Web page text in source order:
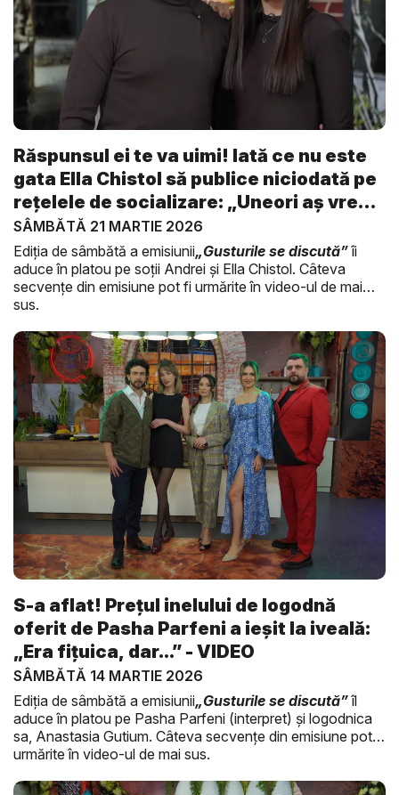
Răspunsul ei te va uimi! Iată ce nu este
gata Ella Chistol să publice niciodată pe
rețelele de socializare: „Uneori aș vrea
...
SÂMBĂTĂ 21 MARTIE 2026
Ediția de sâmbătă a emisiunii„Gusturile se discută”îi
aduce în platou pe soții Andrei și Ella Chistol. Câteva
secvențe din emisiune pot fi urmărite în video-ul de mai
sus.
S-a aflat! Prețul inelului de logodnă
oferit de Pasha Parfeni a ieșit la iveală:
„Era fițuica, dar...” - VIDEO
SÂMBĂTĂ 14 MARTIE 2026
Ediția de sâmbătă a emisiunii„Gusturile se discută”îl
aduce în platou pe Pasha Parfeni (interpret) și logodnica
sa, Anastasia Gutium. Câteva secvențe din emisiune pot fi
urmărite în video-ul de mai sus.